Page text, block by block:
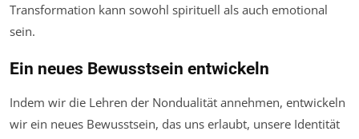
Transformation kann sowohl spirituell als auch emotional
sein.
Ein neues Bewusstsein entwickeln
Indem wir die Lehren der Nondualität annehmen, entwickeln
wir ein neues Bewusstsein, das uns erlaubt, unsere Identität